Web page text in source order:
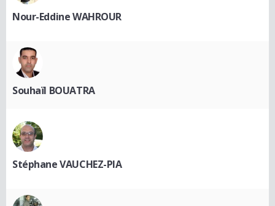
Nour-Eddine WAHROUR
Souhaïl BOUATRA
Stéphane VAUCHEZ-PIA